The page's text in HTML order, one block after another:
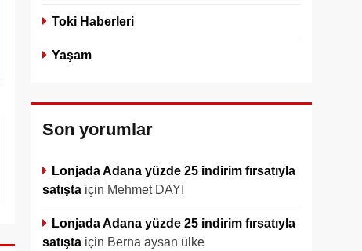
Toki Haberleri
Yaşam
Son yorumlar
Lonjada Adana yüzde 25 indirim fırsatıyla
satışta için Mehmet DAYI
Lonjada Adana yüzde 25 indirim fırsatıyla
satışta için Berna aysan ülke